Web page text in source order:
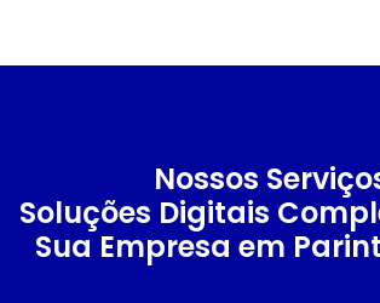
Nossos
Soluções Digitais
Sua Empresa em